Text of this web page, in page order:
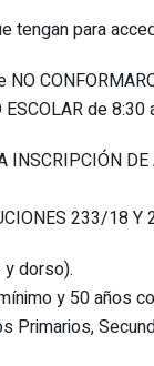
tengan para
NO
ESCOLAR de
INSCRIPCIÓN
233/18 Y
dorso).
y 50 años
Primarios,